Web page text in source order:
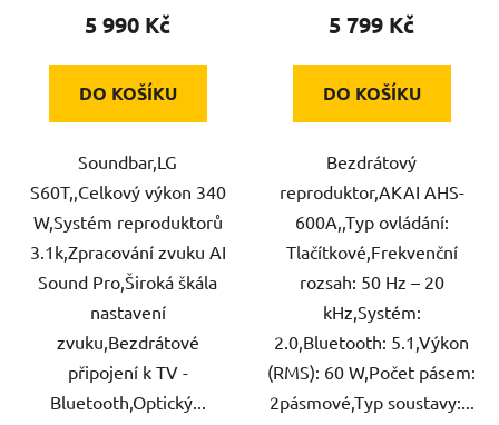
5 990 Kč
DO KOŠÍKU
Soundbar,LG
S60T,,Celkový výkon 340
W,Systém reproduktorů
3.1k,Zpracování zvuku AI
Sound Pro,Široká škála
nastavení
zvuku,Bezdrátové
připojení k TV -
Bluetooth,Optický...
5 799 Kč
DO KOŠÍKU
Bezdrátový
reproduktor,AKAI AHS-
600A,,Typ ovládání:
Tlačítkové,Frekvenční
rozsah: 50 Hz – 20
kHz,Systém:
2.0,Bluetooth: 5.1,Výkon
(RMS): 60 W,Počet pásem:
2pásmové,Typ soustavy:...